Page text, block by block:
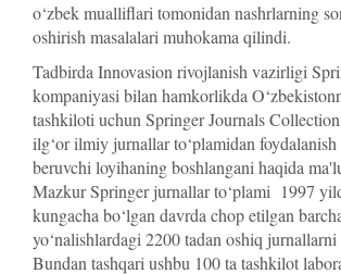
o‘zbek mualliflari tomonidan nashrlarning
oshirish masalalari muhokama qilindi.
Tadbirda Innovasion rivojlanish vazirligi
kompaniyasi bilan hamkorlikda
tashkiloti uchun Springer Journals
ilg‘or ilmiy jurnallar to‘plamidan
beruvchi loyihaning boshlangani haqida
Mazkur Springer jurnallar to‘plami 1997
kungacha bo‘lgan davrda chop etilgan
yo‘nalishlardagi 2200 tadan oshiq
Bundan tashqari ushbu 100 ta tashkilot